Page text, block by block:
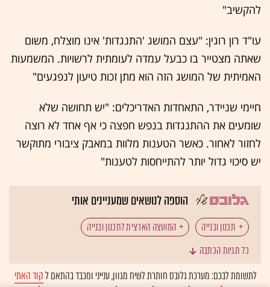
להקשיב"
עו"ד רון רוגין: "עצם המושג 'התנגדות' אינו מוצלח, משום
שאתה מצטייר בו כבעל עמדה לעומתית לרשויות. המשמעות
האמיתית של המושג הזה הוא מתן זכות טיעון לנפגעים"
חיימי שניידר, התאחדות האדריכלים: "יש תחושה שלא
שומעים את ההתנגדות בנפש חפצה כי אף אחד לא רוצה
לחזור לאחור. כאשר הטענות מלוות במאבק ציבורי מתוקשר
יש סיכוי גדול יותר להתייחסות לטענות"
הוספה לנושאים שמעניינים אותי
תכנון ובנייה
המועצה הארצית לתכנון ובנייה
כל תגיות הכתבה
לתשומת לבכם: מערכת גלובס חותרת לשיח מגוון, ענייני ומכבד בהתאם לקוד האתי